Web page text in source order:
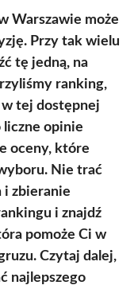
Warszawie może
Przy tak wielu
tę jedną, na
ranking,
tej dostępnej
opinie
oceny, które
Nie trać
i zbieranie
i znajdź
pomoże Ci w
Czytaj dalej,
najlepszego